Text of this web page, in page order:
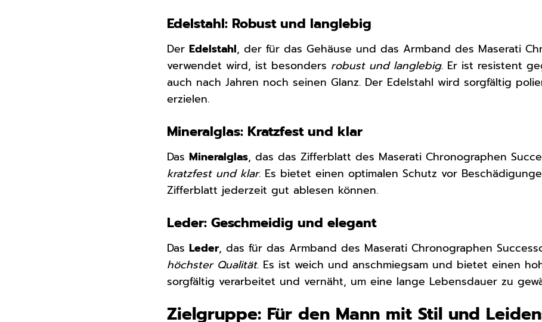
Edelstahl: Robust und langlebig
DerEdelstahl, der für das Gehäuse und das Armband des Maserati
verwendet wird, ist besonders robust und langlebig. Er ist resistent
auch nach Jahren noch seinen Glanz. Der Edelstahl wird sorgfältig
erzielen.
Mineralglas: Kratzfest und klar
DasMineralglas, das das Zifferblatt des Maserati Chronographen
kratzfest und klar. Es bietet einen optimalen Schutz vor
Zifferblatt jederzeit gut ablesen können.
Leder: Geschmeidig und elegant
DasLeder, das für das Armband des Maserati Chronographen
höchster Qualität. Es ist weich und anschmiegsam und bietet einen
sorgfältig verarbeitet und vernäht, um eine lange Lebensdauer zu
Zielgruppe: Für den Mann mit Stil und